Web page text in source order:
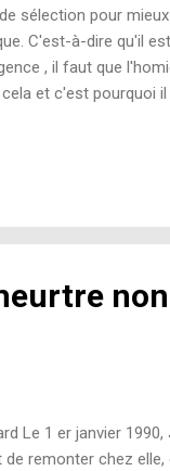
sélection pour
C'est-à-dire qu'il
, il faut que
et c'est pourquoi
généralement
des exceptions
Le 1 er janvier
remonter chez